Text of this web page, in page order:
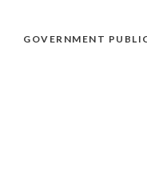
GOVERNMENT